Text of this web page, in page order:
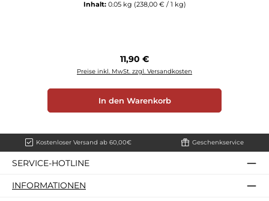
Inhalt: 0.05 kg (238,00 € / 1 kg)
Regulärer Preis:
11,90 €
Preise inkl. MwSt. zzgl. Versandkosten
In den Warenkorb
Kostenloser Versand ab 60,00€ Geschenkservice
SERVICE-HOTLINE
INFORMATIONEN